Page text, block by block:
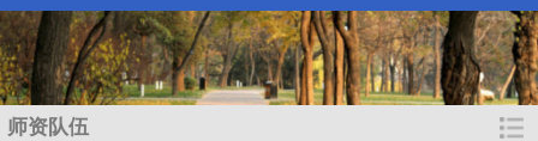
师资队伍